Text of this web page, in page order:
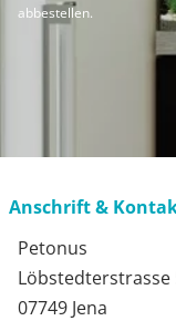
abbestellen.
Anschrift &
Petonus
Löbstedterstrasse
07749 Jena